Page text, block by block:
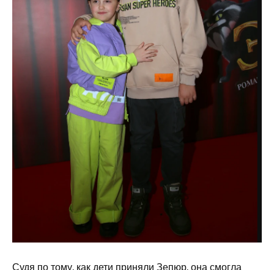
Судя по тому, как дети приняли Зепюр, она смогла